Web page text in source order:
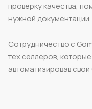
проверку качества,
нужной документации.
Сотрудничество с
тех селлеров,
автоматизировав